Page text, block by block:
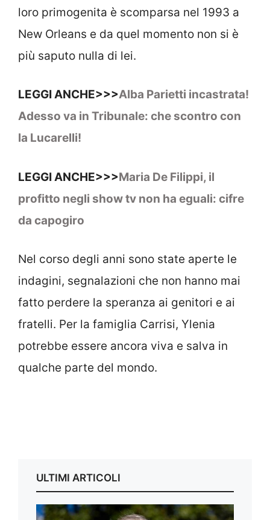
loro primogenita è scomparsa nel 1993 a
New Orleans e da quel momento non si è
più saputo nulla di lei.
LEGGI ANCHE>>>Alba Parietti incastrata!
Adesso va in Tribunale: che scontro con
la Lucarelli!
LEGGI ANCHE>>>Maria De Filippi, il
profitto negli show tv non ha eguali: cifre
da capogiro
Nel corso degli anni sono state aperte le
indagini, segnalazioni che non hanno mai
fatto perdere la speranza ai genitori e ai
fratelli. Per la famiglia Carrisi, Ylenia
potrebbe essere ancora viva e salva in
qualche parte del mondo.
ULTIMI ARTICOLI